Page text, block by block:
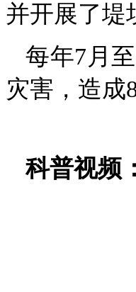
并开展了堤
每年7月
灾害，造成
科普视频